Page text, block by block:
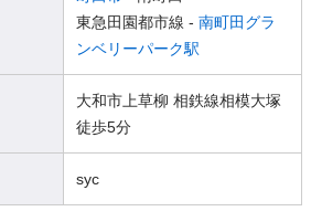
東急田園都市線 - 南町田グラ
ンベリーパーク駅
大和市上草柳 相鉄線相模大塚
徒歩5分
syc